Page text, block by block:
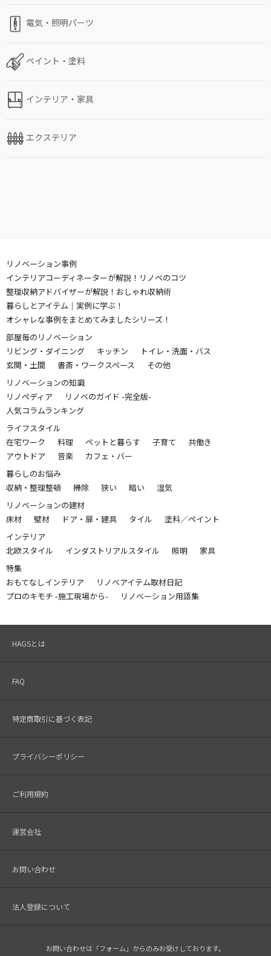
電気・照明パーツ
ペイント・塗料
インテリア・家具
エクステリア
リノベーション事例
インテリアコーディネーターが解説！リノベのコツ
整理収納アドバイザーが解説！おしゃれ収納術
暮らしとアイテム｜実例に学ぶ！
オシャレな事例をまとめてみましたシリーズ！
部屋毎のリノベーション
リビング・ダイニング
キッチン
トイレ・洗面・バス
玄関・土間
書斎・ワークスペース
その他
リノベーションの知識
リノペディア
リノベのガイド -完全版-
人気コラムランキング
ライフスタイル
在宅ワーク
料理 ペットと暮らす 子育て
共働き
アウトドア
音楽
カフェ・バー
暮らしのお悩み
収納・整理整頓
掃除 狭い 暗い
湿気
リノベーションの建材
床材
壁材 ドア・扉・建具 タイル
塗料／ペイント
インテリア
北欧スタイル
インダストリアルスタイル 照明
家具
特集
おもてなしインテリア
リノベアイテム取材日記
プロのキモチ -施工現場から-
リノベーション用語集
HAGSとは
FAQ
特定商取引に基づく表記
プライバシーポリシー
ご利用規約
運営会社
お問い合わせ
法人登録について
お問い合わせは「フォーム」からのみお受けしております。